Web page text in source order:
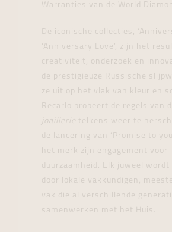
Warranties van de World
De iconische collecties,
‘Anniversary Love’, zijn het
creativiteit, onderzoek en
de prestigieuze Russische
ze uit op het vlak van kleur en
Recarlo probeert de regels van
joaillerie
telkens weer te
de lancering van ‘Promise to
het merk zijn engagement voor
duurzaamheid. Elk juweel wordt
door lokale vakkundigen,
vak die al verschillende
samenwerken met het Huis.